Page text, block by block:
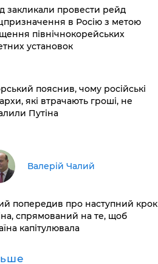
закликали провести рейд
в Росію з метою
північнокорейських
установок
пояснив, чому російські
які втрачають гроші, не
Путіна
Валерій Чалий
попередив про наступний крок
спрямований на те, щоб
капітулювала